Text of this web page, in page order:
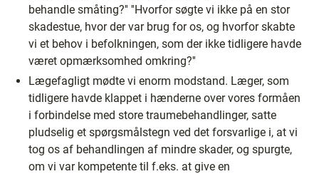
behandle småting?'' ''Hvorfor søgte vi ikke på en stor
skadestue, hvor der var brug for os, og hvorfor skabte
vi et behov i befolkningen, som der ikke tidligere havde
været opmærksomhed omkring?''
Lægefagligt mødte vi enorm modstand. Læger, som
tidligere havde klappet i hænderne over vores formåen
i forbindelse med store traumebehandlinger, satte
pludselig et spørgsmålstegn ved det forsvarlige i, at vi
tog os af behandlingen af mindre skader, og spurgte,
om vi var kompetente til f.eks. at give en